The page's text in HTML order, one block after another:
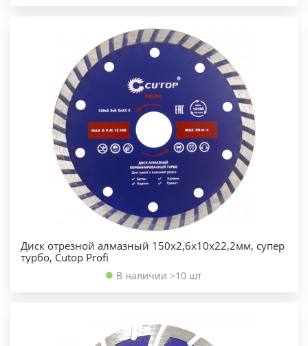
Диск отрезной алмазный 150х2,6х10х22,2мм, супер
турбо, Cutop Profi
В наличии >10 шт